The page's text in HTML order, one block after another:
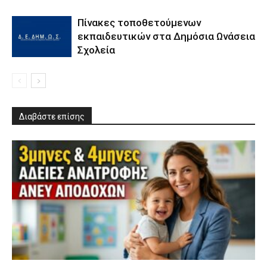
Πίνακες τοποθετούμενων
εκπαιδευτικών στα Δημόσια Ωνάσεια
Σχολεία
Διαβάστε επίσης